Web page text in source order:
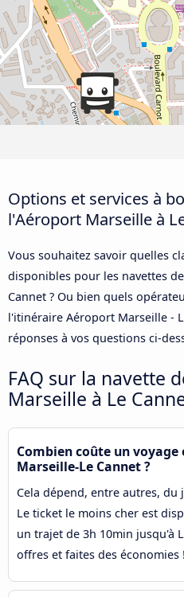
Options et services à
l'Aéroport Marseille à
Vous souhaitez savoir quelles
disponibles pour les navettes
Cannet ? Ou bien quels
l'itinéraire Aéroport Marseille -
réponses à vos questions ci-
FAQ sur la navette
Marseille à Le
Combien coûte un
Marseille-Le Cannet ?
Cela dépend, entre autres,
Le ticket le moins cher est
un trajet de 3h 10min jusqu'à
offres et faites des économies !